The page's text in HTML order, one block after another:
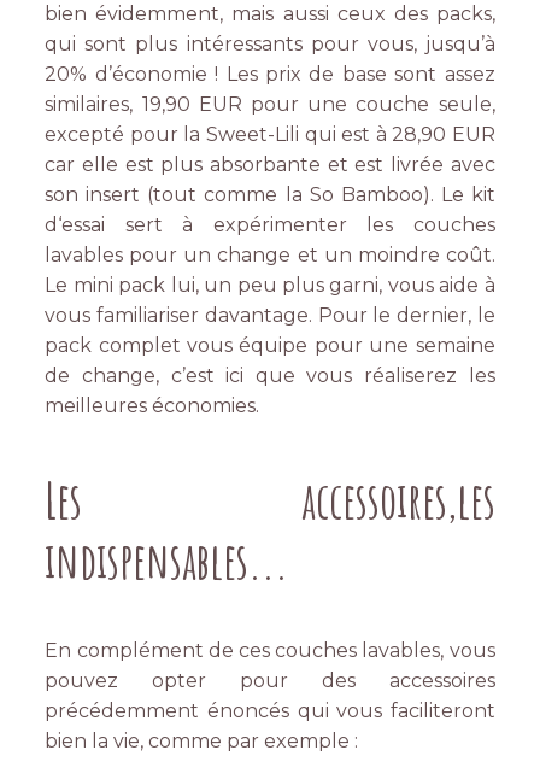
bien évidemment, mais aussi ceux des packs,
qui sont plus intéressants pour vous, jusqu’à
20% d’économie ! Les prix de base sont assez
similaires, 19,90 EUR pour une couche seule,
excepté pour la Sweet-Lili qui est à 28,90 EUR
car elle est plus absorbante et est livrée avec
son insert (tout comme la So Bamboo). Le kit
d‘essai sert à expérimenter les couches
lavables pour un change et un moindre coût.
Le mini pack lui, un peu plus garni, vous aide à
vous familiariser davantage. Pour le dernier, le
pack complet vous équipe pour une semaine
de change, c’est ici que vous réaliserez les
meilleures économies.
Les accessoires,les
indispensables...
En complément de ces couches lavables, vous
pouvez opter pour des accessoires
précédemment énoncés qui vous faciliteront
bien la vie, comme par exemple :